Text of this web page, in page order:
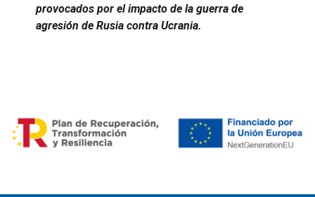
provocados por el impacto de la guerra de
agresión de Rusia contra Ucrania.